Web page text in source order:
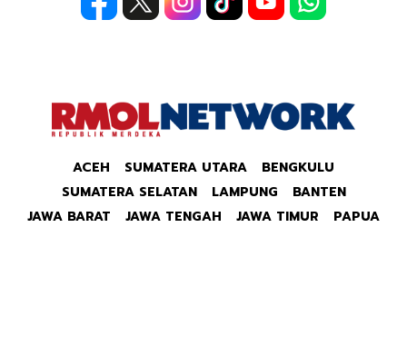
ACEH SUMATERA UTARA
BENGKULU
SUMATERA SELATAN
LAMPUNG
BANTEN
JAWA BARAT
JAWA TENGAH JAWA TIMUR PAPUA